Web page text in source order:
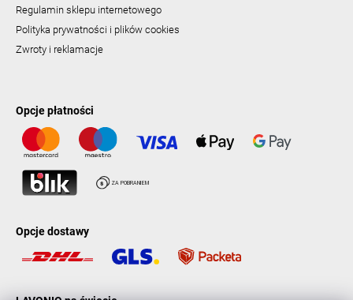
Regulamin sklepu internetowego
Polityka prywatności i plików cookies
Zwroty i reklamacje
Opcje płatności
Opcje dostawy